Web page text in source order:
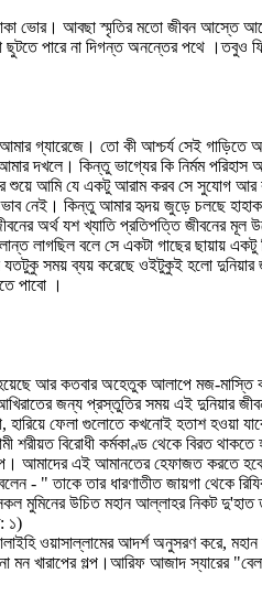
ভোর। আবছা স্মৃতির মতো জীবন আস্তে
পারে না দিগন্ত অনন্তের পথে ।তবুও
আমার গ্যারেজে। তো কী আশ্চর্য সেই
আমার দখলে। কিন্তু ভাগ্যের কি
শুয়ে আমি যে একটু আরাম করব সে সুযোগ
নেই। কিন্তু আমার হৃদয় জুড়ে চলছে
অর্থ যশ খ্যাতি প্রতিপত্তি জীবনের
লাগছিল বলে সে একটা গাছের ছায়ায়
যতটুকু সময় ব্যয় করেছে ওইটুকুই হলো
পাবো ।
আর কতবার অহেতুক আলাপে মজ-মাস্তি
জন্য প্রস্তুতির সময় এই দুনিয়ার
হারিয়ে ফেলা গুলোতে কখনোই হতাশ
শরীয়ত বিরোধী কর্মকাণ্ড থেকে বিরত থাকতে
আমাদের এই আমানতের হেফাজত করতে
- " তাকে তার ধারণাতীত জায়গা থেকে
উচিত মহান আল্লাহর নিকট
১)
ওয়াসাল্লামের আদর্শ অনুসরণ করে,
খারাপের গল্প।আরিফ আজাদ স্যারের